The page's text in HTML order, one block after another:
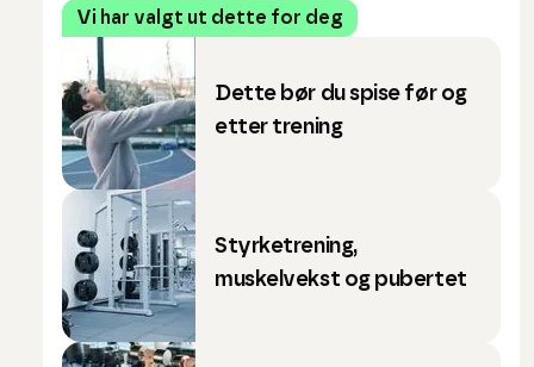
Vi har valgt ut dette for deg
Dette bør du spise før og
etter trening
Styrketrening,
muskelvekst og pubertet